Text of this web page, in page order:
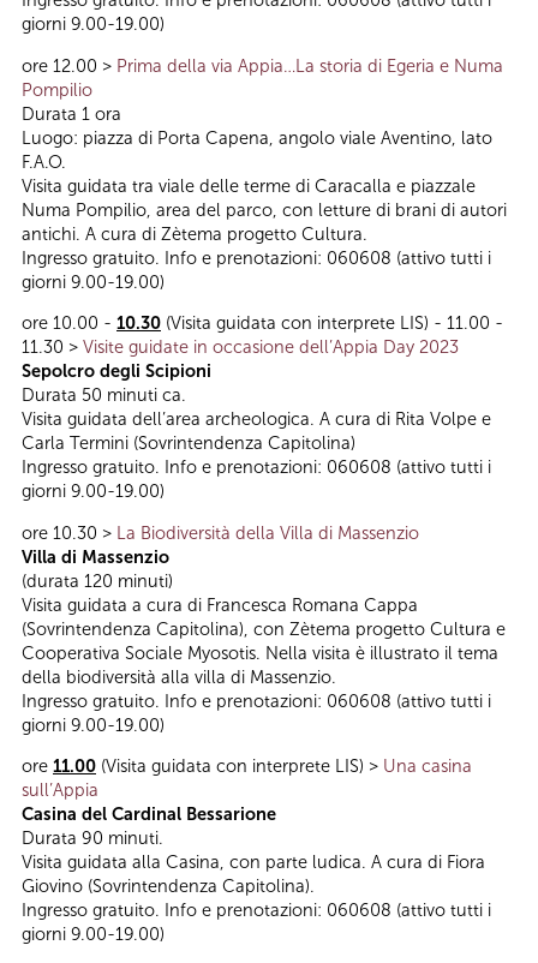
giorni 9.00-19.00)
ore 12.00 > Prima della via Appia…La storia di Egeria e Numa
Pompilio
Durata 1 ora
Luogo: piazza di Porta Capena, angolo viale Aventino, lato
F.A.O.
Visita guidata tra viale delle terme di Caracalla e piazzale
Numa Pompilio, area del parco, con letture di brani di autori
antichi. A cura di Zètema progetto Cultura.
Ingresso gratuito. Info e prenotazioni: 060608 (attivo tutti i
giorni 9.00-19.00)
ore 10.00 - 10.30 (Visita guidata con interprete LIS) - 11.00 -
11.30 > Visite guidate in occasione dell’Appia Day 2023
Sepolcro degli Scipioni
Durata 50 minuti ca.
Visita guidata dell’area archeologica. A cura di Rita Volpe e
Carla Termini (Sovrintendenza Capitolina)
Ingresso gratuito. Info e prenotazioni: 060608 (attivo tutti i
giorni 9.00-19.00)
ore 10.30 > La Biodiversità della Villa di Massenzio
Villa di Massenzio
(durata 120 minuti)
Visita guidata a cura di Francesca Romana Cappa
(Sovrintendenza Capitolina), con Zètema progetto Cultura e
Cooperativa Sociale Myosotis. Nella visita è illustrato il tema
della biodiversità alla villa di Massenzio.
Ingresso gratuito. Info e prenotazioni: 060608 (attivo tutti i
giorni 9.00-19.00)
ore 11.00 (Visita guidata con interprete LIS) > Una casina
sull’Appia
Casina del Cardinal Bessarione
Durata 90 minuti.
Visita guidata alla Casina, con parte ludica. A cura di Fiora
Giovino (Sovrintendenza Capitolina).
Ingresso gratuito. Info e prenotazioni: 060608 (attivo tutti i
giorni 9.00-19.00)